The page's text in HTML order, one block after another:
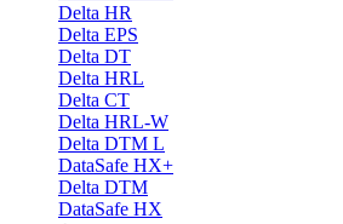
Delta HR
Delta EPS
Delta DT
Delta HRL
Delta CT
Delta HRL-W
Delta DTM L
DataSafe HX+
Delta DTM
DataSafe HX